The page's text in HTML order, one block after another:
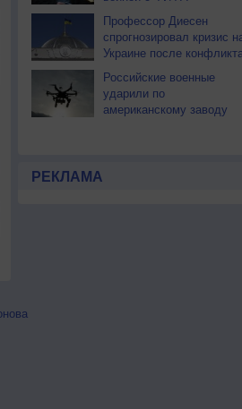
Профессор Диесен
спрогнозировал кризис
Украине после
Российские военные
ударили по
американскому заводу
РЕКЛАМА